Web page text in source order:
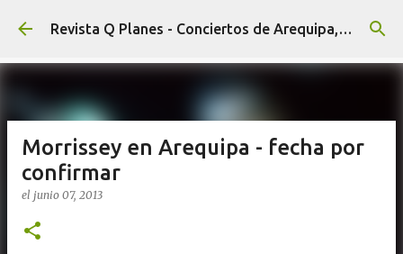
Ir al contenido principal Revista Q Planes - Conciertos de Arequipa, fiestas, eventos y Cultura
Morrissey en Arequipa - fecha por
confirmar
el junio 07, 2013